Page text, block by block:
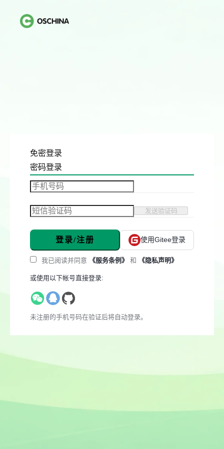
免密登录
密码登录
发送验证码
登录/注册 使用Gitee登录
我已阅读并同意 《服务条例》 和 《隐私声明》
或使用以下帐号直接登录:
未注册的手机号码在验证后将自动登录。